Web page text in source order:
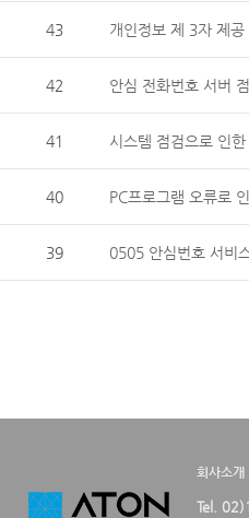
43 개인정보 제 3자 제공
42 안심 전화번호 서버
41 시스템 점검으로 인
40 PC프로그램 오류로
39 0505 안심번호 서비
회사소개
Tel.